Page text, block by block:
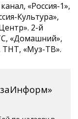
«Россия-1»,
Культура»,
2-й
«Домашний»,
ТНТ, «Муз-ТВ».